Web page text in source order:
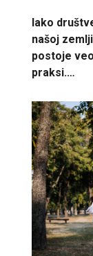
Iako
našoj
postoje
praksi.…